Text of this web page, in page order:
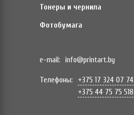
Тонеры и чернила
Фотобумага
e-mail: info@printart.by
Телефоны:
+375 17 324 07 74
+375 44 75 75 518